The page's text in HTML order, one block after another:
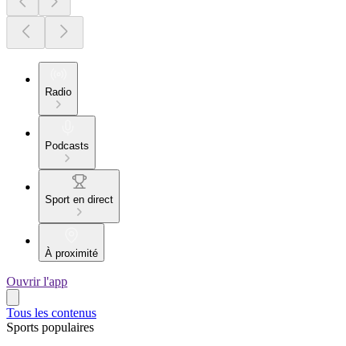
Radio
Podcasts
Sport en direct
À proximité
Ouvrir l'app
Tous les contenus
Sports populaires